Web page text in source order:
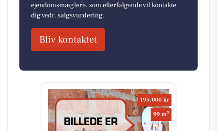
ejendomsmæglere, som efterfølgende vil kontakte
dig vedr. salgsvurdering.
Bliv kontaktet
195.000 kr
99 m2